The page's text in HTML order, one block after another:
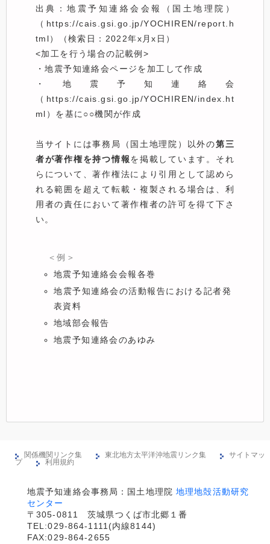
出典：地震予知連絡会会報（国土地理院）
（https://cais.gsi.go.jp/YOCHIREN/report.h
tml）（検索日：2022年x月x日）
<加工を行う場合の記載例>
・地震予知連絡会ページを加工して作成
・地震予知連絡会
（https://cais.gsi.go.jp/YOCHIREN/index.ht
ml）を基に○○機関が作成
当サイトには事務局（国土地理院）以外の第三
者が著作権を持つ情報を掲載しています。それ
らについて、著作権法により引用として認めら
れる範囲を超えて転載・複製される場合は、利
用者の責任において著作権者の許可を得て下さ
い。
＜例＞
地震予知連絡会会報各巻
地震予知連絡会の活動報告における記者発
表資料
地域部会報告
地震予知連絡会のあゆみ
関係機関リンク集 東北地方太平洋沖地震リンク集
サイトマッ
プ
利用規約
地震予知連絡会事務局：国土地理院 地理地殻活動研究
センター
〒305-0811　茨城県つくば市北郷１番
TEL:029-864-1111(内線8144)